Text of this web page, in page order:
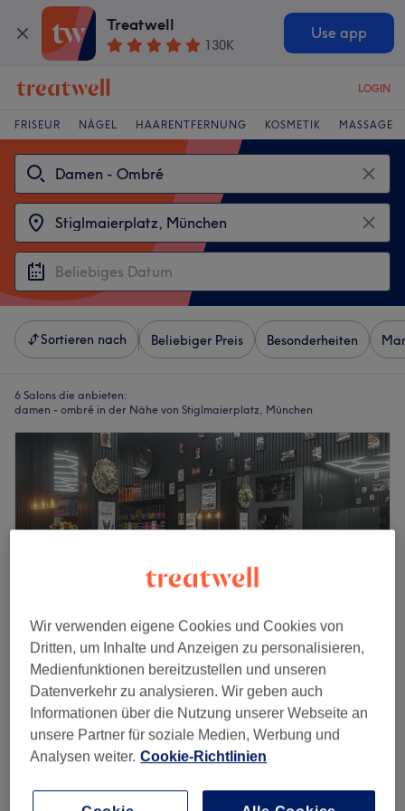
Treatwell
130K
Use app
LOGIN
FRISEUR NÄGEL HAARENTFERNUNG KOSMETIK MASSAGE
Sortieren nach Beliebiger Preis Besonderheiten
6 Salons die anbieten:
damen - ombré in der Nähe von Stiglmaierplatz, München
Eighty One Friseur Salon
4,8
91 Bewertungen
Theresienstraße, München
Auf Karte anzeigen
Damen - Balayage | Ombré
Schnellansicht Saloninfos
Wir verwenden eigene Cookies und Cookies von
Dritten, um Inhalte und Anzeigen zu personalisieren,
Medienfunktionen bereitzustellen und unseren
Datenverkehr zu analysieren. Wir geben auch
Informationen über die Nutzung unserer Webseite an
unsere Partner für soziale Medien, Werbung und
Analysen weiter. Cookie-Richtlinien